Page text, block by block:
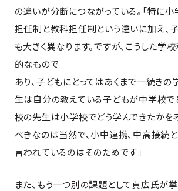
の違いが分断につながっている。「特に小
担任制と教科担任制という違いに加え、
も大きく異なります。ですが、こうした学
的なもので
あり、子どもにとってはあくまで一続きの
生は自分の教えている子どもが中学校で
校の先生は小学校でどう学んできたかを
べきなのは当然で、小中連携、中高接続
言われているのはそのためです」
また、もう一つ別の課題として貞広氏が